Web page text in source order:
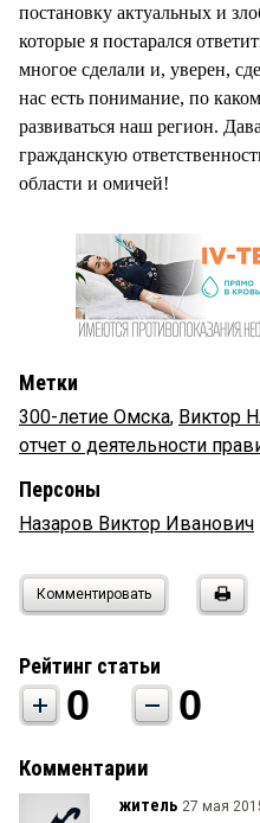
постановку актуальных и
которые я постарался
многое сделали и, уверен,
нас есть понимание, по
развиваться наш регион.
гражданскую
области и омичей!
Метки
300-летие Омска, Виктор
отчет о деятельности
Персоны
Назаров Виктор Иванович
Комментировать
Рейтинг статьи
0 0
Комментарии
житель 27 мая